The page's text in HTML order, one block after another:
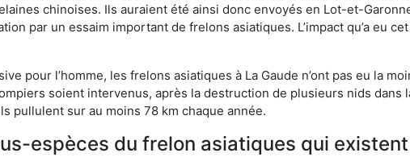
chinoises. Ils auraient été ainsi donc envoyés en Lot-et-
par un essaim important de frelons asiatiques. L’impact qu’a eu
pour l’homme, les frelons asiatiques à La Gaude n’ont pas eu la
soient intervenus, après la destruction de plusieurs nids dans
pullulent sur au moins 78 km chaque année.
espèces du frelon asiatiques qui existent